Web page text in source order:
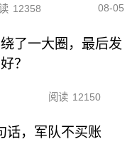
12358 08-05
了一大圈，最后发
？
阅读 12150
话，军队不买账